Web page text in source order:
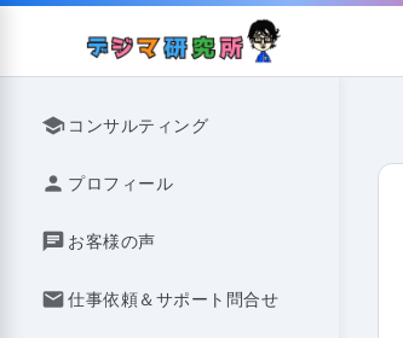
Skip
school コンサルティング
person プロフィール
chat お客様の声
mail仕事依頼＆サポート問合せ